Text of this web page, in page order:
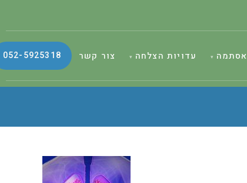
אסתמה עדויות הצלחה צור קשר 052-5925318